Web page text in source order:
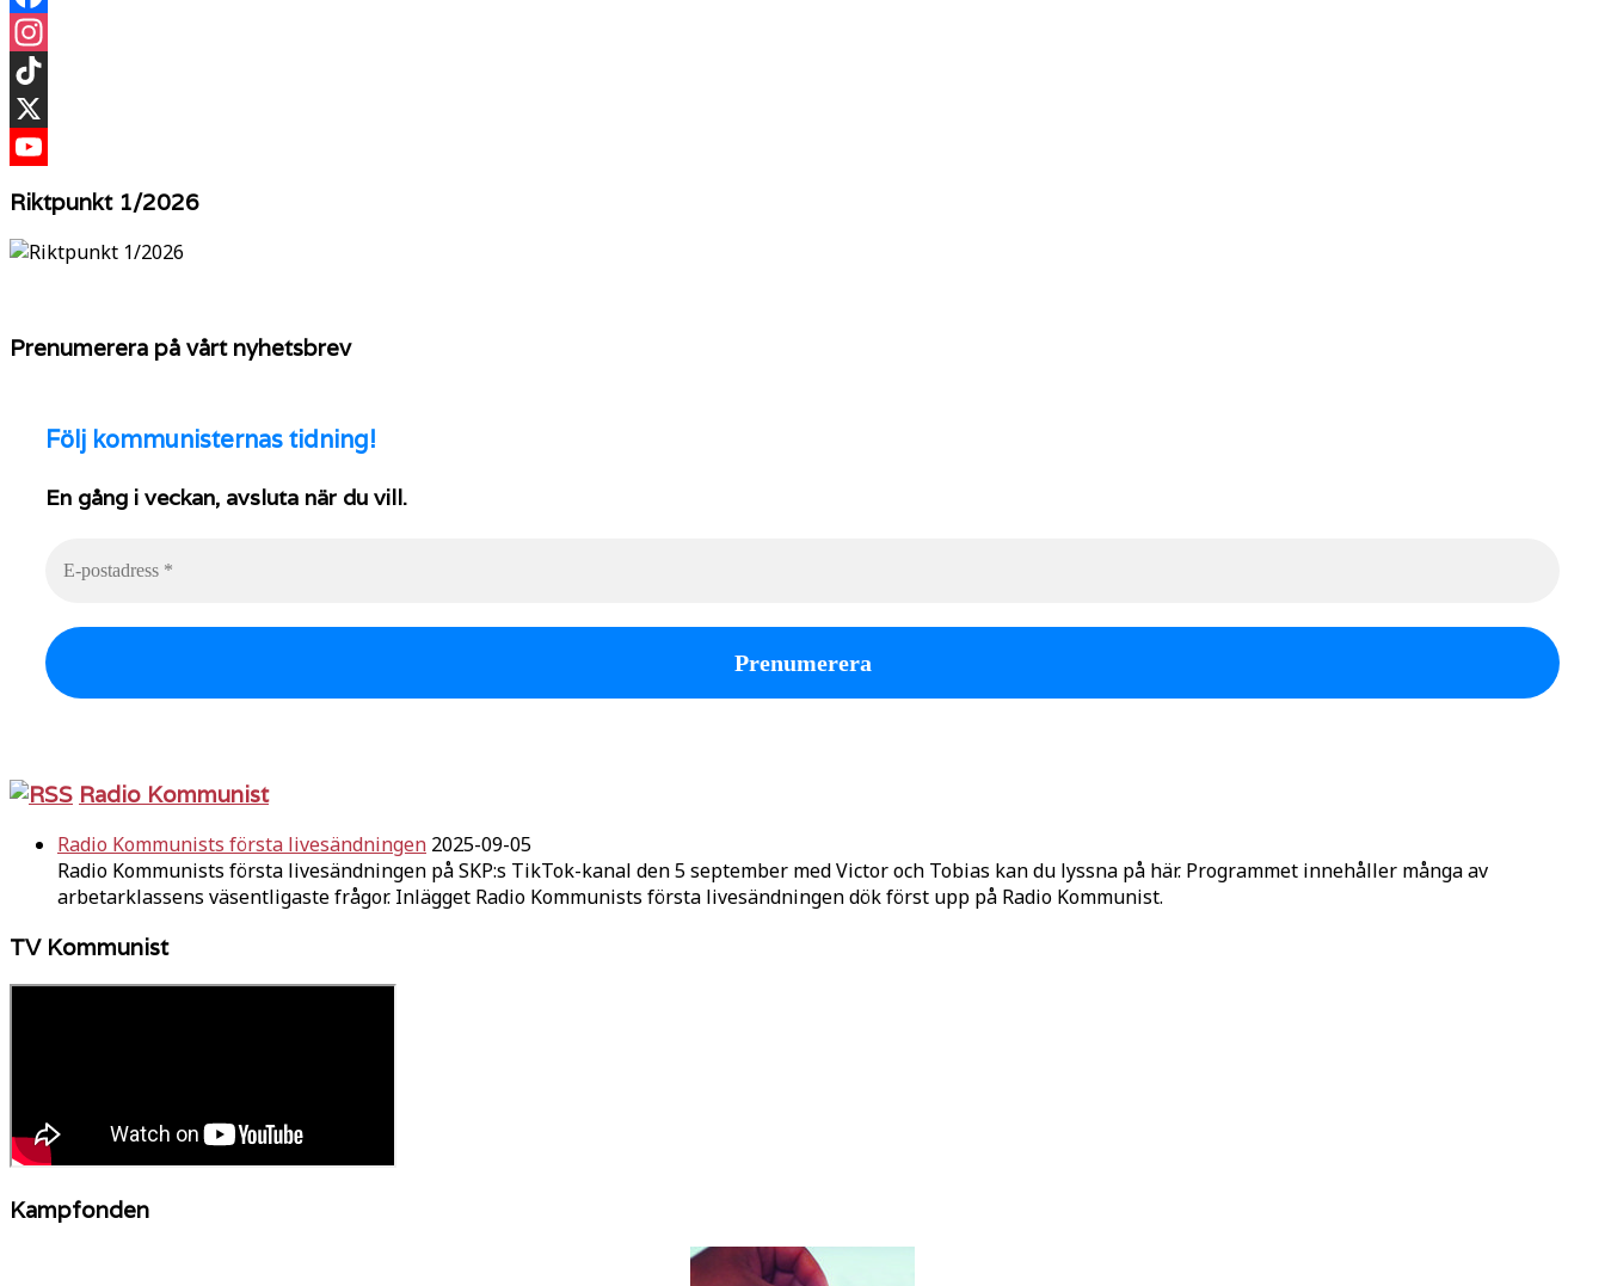
Facebook
Instagram
TikTok
X
Riktpunkt 1/2026
Prenumerera på vårt nyhetsbrev
Följ kommunisternas tidning!
En gång i veckan, avsluta när du vill.
Radio Kommunist
Radio Kommunists första livesändningen 2025-09-05
Radio Kommunists första livesändningen på SKP:s TikTok-kanal den 5 september med Victor och Tobias kan du lyssna på här. Programmet innehåller många av
arbetarklassens väsentligaste frågor. Inlägget Radio Kommunists första livesändningen dök först upp på Radio Kommunist.
TV Kommunist
Kampfonden